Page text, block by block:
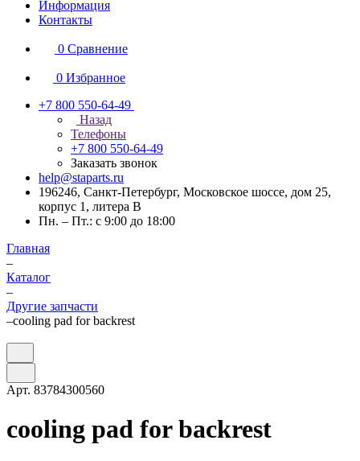
Информация
Контакты
0 Сравнение
0 Избранное
+7 800 550-64-49
Назад
Телефоны
+7 800 550-64-49
Заказать звонок
help@staparts.ru
196246, Санкт-Петербург, Московское шоссе, дом 25,
корпус 1, литера В
Пн. – Пт.: с 9:00 до 18:00
Главная
–
Каталог
–
Другие запчасти
–cooling pad for backrest
Арт. 83784300560
cooling pad for backrest